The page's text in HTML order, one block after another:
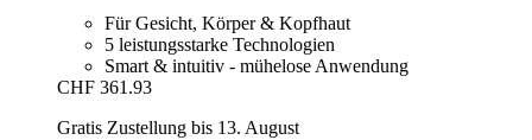
Für Gesicht, Körper & Kopfhaut
5 leistungsstarke Technologien
Smart & intuitiv - mühelose Anwendung
CHF 361.93
Gratis Zustellung bis 13. August